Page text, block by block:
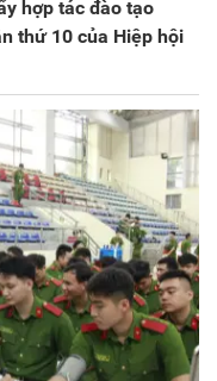
hợp tác đào tạo
thứ 10 của Hiệp hội